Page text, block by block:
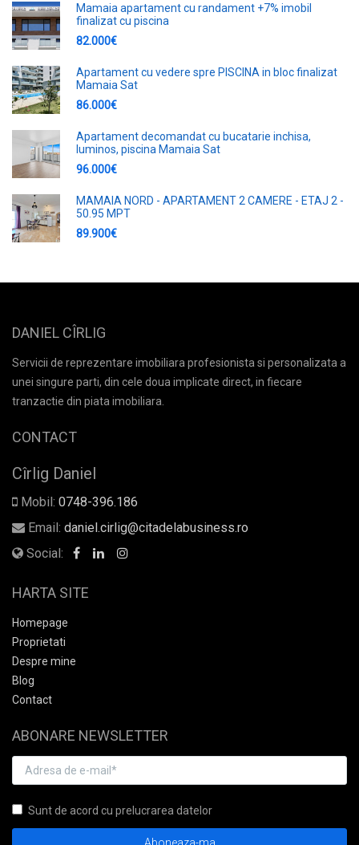
Mamaia apartament cu randament +7% imobil
finalizat cu piscina
82.000€
Apartament cu vedere spre PISCINA in bloc finalizat
Mamaia Sat
86.000€
Apartament decomandat cu bucatarie inchisa,
luminos, piscina Mamaia Sat
96.000€
MAMAIA NORD - APARTAMENT 2 CAMERE - ETAJ 2 -
50.95 MPT
89.900€
DANIEL CÎRLIG
Servicii de reprezentare imobiliara profesionista si personalizata a
unei singure parti, din cele doua implicate direct, in fiecare
tranzactie din piata imobiliara.
CONTACT
Cîrlig Daniel
Mobil: 0748-396.186
Email: daniel.cirlig@citadelabusiness.ro
Social:
HARTA SITE
Homepage
Proprietati
Despre mine
Blog
Contact
ABONARE NEWSLETTER
Sunt de acord cu prelucrarea datelor